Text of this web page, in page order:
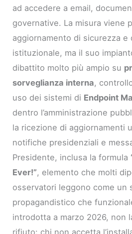
ad accedere a email,
governative. La misura viene
aggiornamento di sicurezza e
istituzionale, ma il suo
dibattito molto più ampio su
sorveglianza interna,
uso dei sistemi di Endpoint
dentro l’amministrazione
la ricezione di aggiornamenti
notifiche presidenziali e
Presidente, inclusa la formula
Ever!”, elemento che molti
osservatori leggono come un
propagandistico che
introdotta a marzo 2026, non